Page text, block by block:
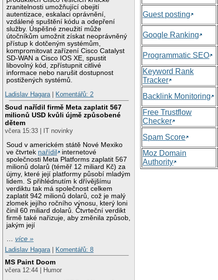
zranitelnosti umožňující obejití
autentizace, eskalaci oprávnění,
vzdálené spuštění kódu a odepření
služby. Úspěšné zneužití může
útočníkům umožnit získat neoprávněný
přístup k dotčeným systémům,
kompromitovat zařízení Cisco Catalyst
SD-WAN a Cisco IOS XE, spustit
libovolný kód, zpřístupnit citlivé
informace nebo narušit dostupnost
postižených systémů.
Ladislav Hagara| Komentářů: 2
Soud nařídil firmě Meta zaplatit 567
milionů USD kvůli újmě způsobené
dětem
včera 15:33 | IT novinky
Soud v americkém státě Nové Mexiko
ve čtvrtek nařídil
internetové
společnosti Meta Platforms zaplatit 567
milionů dolarů (téměř 12 miliard Kč) za
újmy, které její platformy působí mladým
lidem. S přihlédnutím k dřívějšímu
verdiktu tak má společnost celkem
zaplatit 942 milionů dolarů, což je malý
zlomek jejího ročního výnosu, který loni
činil 60 miliard dolarů. Čtvrteční verdikt
firmě také nařizuje, aby změnila způsob,
jakým její
…více »
Ladislav Hagara
Komentářů: 8
MS Paint Doom
včera 12:44 | Humor
Guest posting
Google Ranking
Programmatic SEO
Keyword Rank
Tracker
Backlink Monitoring
Free Trustflow
Checker
Spam Score
Moz Domain
Authority